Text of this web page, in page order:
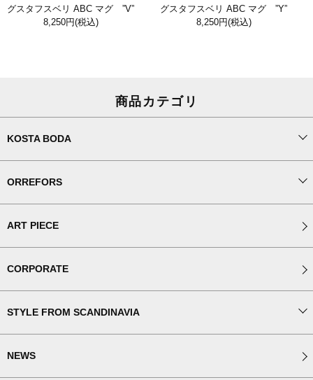
グスタフスベリ ABC マグ ”V”
8,250円(税込)
グスタフスベリ ABC マグ ”Y”
8,250円(税込)
商品カテゴリ
KOSTA BODA
ORREFORS
ART PIECE
CORPORATE
STYLE FROM SCANDINAVIA
NEWS